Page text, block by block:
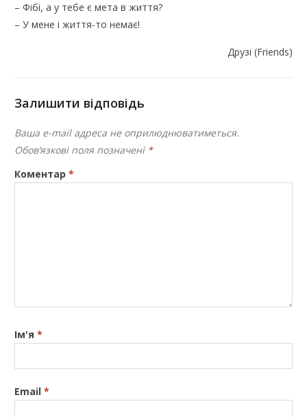
– Фібі, а у тебе є мета в життя?
– У мене і життя-то немає!
Друзі (Friends)
Залишити відповідь
Ваша e-mail адреса не оприлюднюватиметься.
Обов’язкові поля позначені *
Коментар*
Ім'я*
Email*